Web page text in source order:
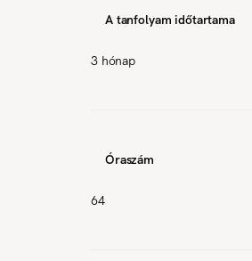
A tanfolyam időtartama
3 hónap
Óraszám
64